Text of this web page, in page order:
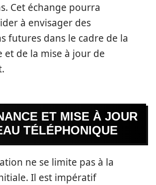
Cet échange pourra
à envisager des
futures dans le cadre de la
et de la mise à jour de
ET MISE À JOUR
TÉLÉPHONIQUE
ne se limite pas à la
Il est impératif